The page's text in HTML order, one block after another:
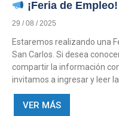
¡Feria de
29 / 08 / 2025
Estaremos realizando una
San Carlos. Si desea
compartir la información
invitamos a ingresar y leer
VER MÁS